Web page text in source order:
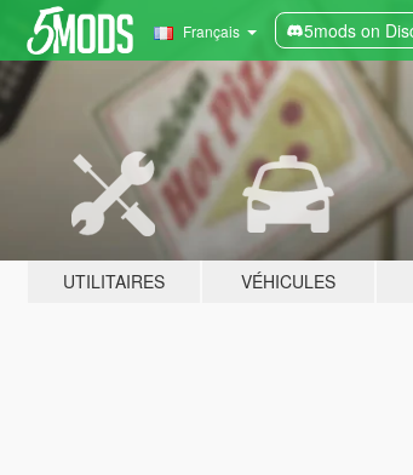
Français 5mods on
UTILITAIRES VÉHICULES